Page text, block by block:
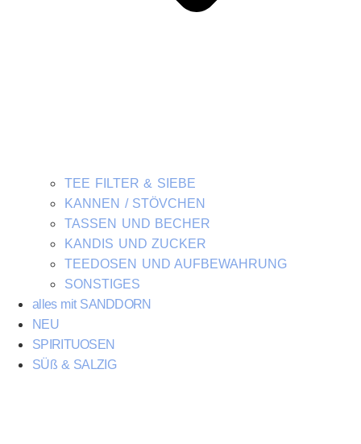
TEE FILTER & SIEBE
KANNEN / STÖVCHEN
TASSEN UND BECHER
KANDIS UND ZUCKER
TEEDOSEN UND AUFBEWAHRUNG
SONSTIGES
alles mit SANDDORN
NEU
SPIRITUOSEN
SÜß & SALZIG